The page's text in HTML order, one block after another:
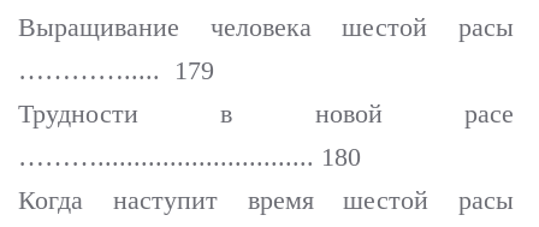
Выращивание человека шестой расы
…………..... 179
Трудности в новой расе
……….............................. 180
Когда наступит время шестой расы